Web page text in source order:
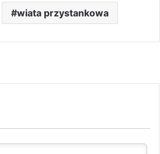
wiata przystankowa